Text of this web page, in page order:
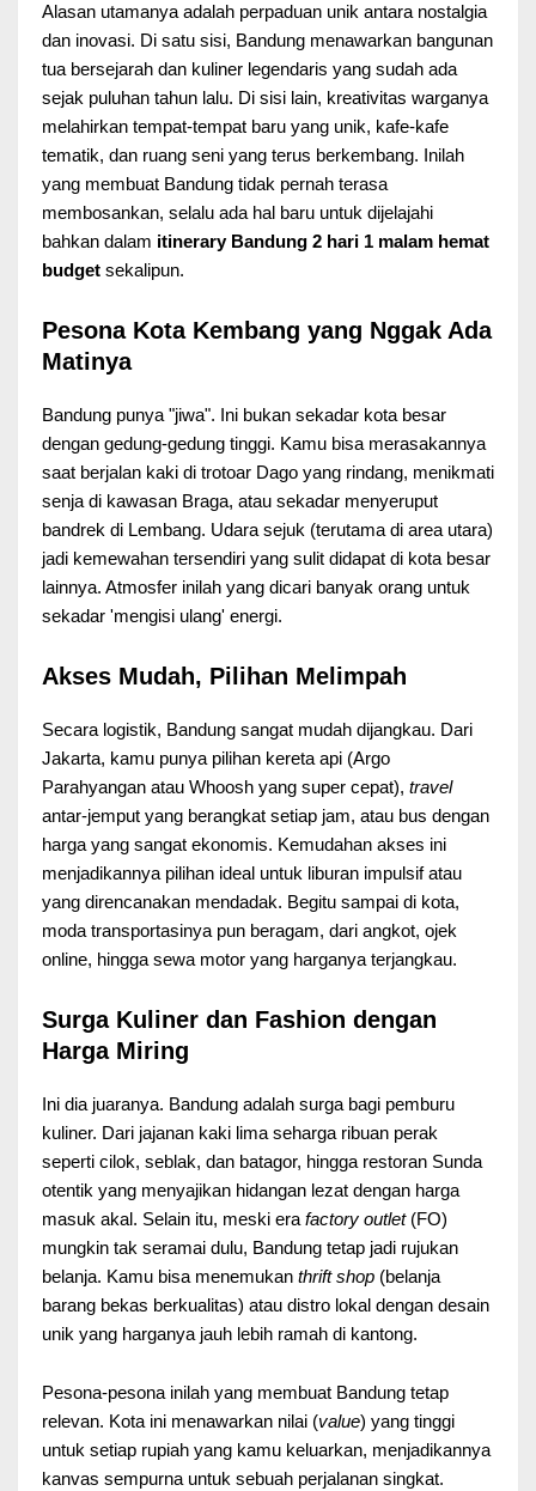
Alasan utamanya adalah perpaduan unik antara nostalgia
dan inovasi. Di satu sisi, Bandung menawarkan bangunan
tua bersejarah dan kuliner legendaris yang sudah ada
sejak puluhan tahun lalu. Di sisi lain, kreativitas warganya
melahirkan tempat-tempat baru yang unik, kafe-kafe
tematik, dan ruang seni yang terus berkembang. Inilah
yang membuat Bandung tidak pernah terasa
membosankan, selalu ada hal baru untuk dijelajahi
bahkan dalam itinerary Bandung 2 hari 1 malam hemat
budget sekalipun.
Pesona Kota Kembang yang Nggak Ada
Matinya
Bandung punya "jiwa". Ini bukan sekadar kota besar
dengan gedung-gedung tinggi. Kamu bisa merasakannya
saat berjalan kaki di trotoar Dago yang rindang, menikmati
senja di kawasan Braga, atau sekadar menyeruput
bandrek di Lembang. Udara sejuk (terutama di area utara)
jadi kemewahan tersendiri yang sulit didapat di kota besar
lainnya. Atmosfer inilah yang dicari banyak orang untuk
sekadar 'mengisi ulang' energi.
Akses Mudah, Pilihan Melimpah
Secara logistik, Bandung sangat mudah dijangkau. Dari
Jakarta, kamu punya pilihan kereta api (Argo
Parahyangan atau Whoosh yang super cepat), travel
antar-jemput yang berangkat setiap jam, atau bus dengan
harga yang sangat ekonomis. Kemudahan akses ini
menjadikannya pilihan ideal untuk liburan impulsif atau
yang direncanakan mendadak. Begitu sampai di kota,
moda transportasinya pun beragam, dari angkot, ojek
online, hingga sewa motor yang harganya terjangkau.
Surga Kuliner dan Fashion dengan
Harga Miring
Ini dia juaranya. Bandung adalah surga bagi pemburu
kuliner. Dari jajanan kaki lima seharga ribuan perak
seperti cilok, seblak, dan batagor, hingga restoran Sunda
otentik yang menyajikan hidangan lezat dengan harga
masuk akal. Selain itu, meski era factory outlet(FO)
mungkin tak seramai dulu, Bandung tetap jadi rujukan
belanja. Kamu bisa menemukan thrift shop (belanja
barang bekas berkualitas) atau distro lokal dengan desain
unik yang harganya jauh lebih ramah di kantong.
Pesona-pesona inilah yang membuat Bandung tetap
relevan. Kota ini menawarkan nilai (value) yang tinggi
untuk setiap rupiah yang kamu keluarkan, menjadikannya
kanvas sempurna untuk sebuah perjalanan singkat.